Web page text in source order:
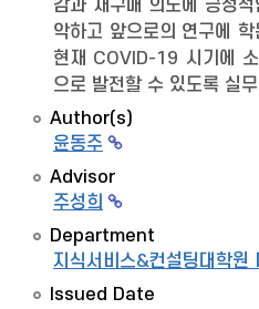
감과 재구매 의도에 긍정
악하고 앞으로의 연구에
현재 COVID-19 시기에
으로 발전할 수 있도록 실
Author(s)
윤동주
Advisor
주성희
Department
지식서비스&컨설팅대학원
Issued Date